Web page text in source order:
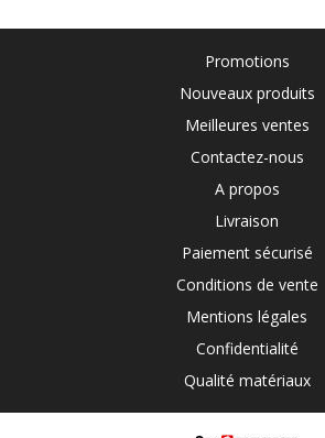
Promotions
Nouveaux produits
Meilleures ventes
Contactez-nous
A propos
Livraison
Paiement sécurisé
Conditions de vente
Mentions légales
Confidentialité
Qualité matériaux